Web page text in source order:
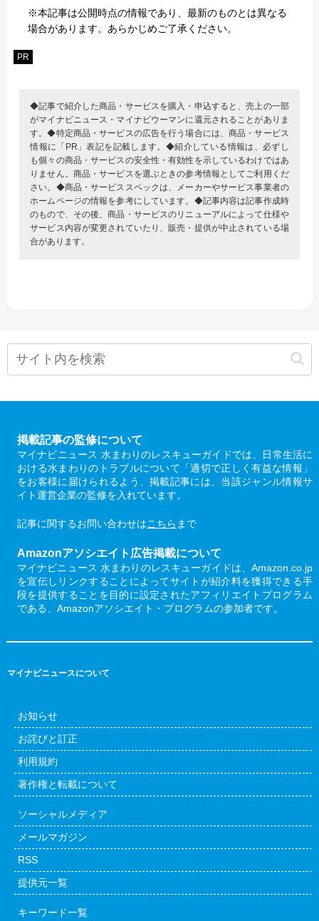
※本記事は公開時点の情報であり、最新のものとは異なる
場合があります。あらかじめご了承ください。
PR
◆記事で紹介した商品・サービスを購入・申込すると、売上の一部
がマイナビニュース・マイナビウーマンに還元されることがありま
す。◆特定商品・サービスの広告を行う場合には、商品・サービス
情報に「PR」表記を記載します。◆紹介している情報は、必ずし
も個々の商品・サービスの安全性・有効性を示しているわけではあ
りません。商品・サービスを選ぶときの参考情報としてご利用くだ
さい。◆商品・サービススペックは、メーカーやサービス事業者の
ホームページの情報を参考にしています。◆記事内容は記事作成時
のもので、その後、商品・サービスのリニューアルによって仕様や
サービス内容が変更されていたり、販売・提供が中止されている場
合があります。
掲載記事の監修について
マイナビニュース 水まわりのレスキューガイドでは、日常生活に
おける水まわりのトラブルについて「適切で正しく有益な情報」
をお客様に届けられるよう、掲載記事には、当該ジャンル情報サ
イト運営企業の監修を入れています。
記事に関するお問い合わせはこちら まで
Amazonアソシエイト広告掲載について
マイナビニュース 水まわりのレスキューガイドは、Amazon.co.jp
を宣伝しリンクすることによってサイトが紹介料を獲得できる手
段を提供することを目的に設定されたアフィリエイトプログラム
である、Amazonアソシエイト・プログラムの参加者です。
マイナビニュースについて
お知らせ
お詫びと訂正
利用規約
著作権と転載について
ソーシャルメディア
メールマガジン
RSS
提供元一覧
キーワード一覧